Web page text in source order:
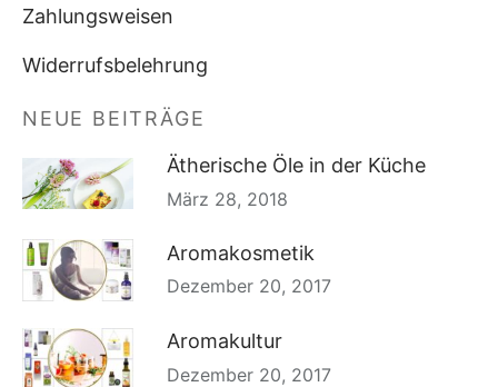
Zahlungsweisen
Widerrufsbelehrung
NEUE BEITRÄGE
Ätherische Öle in der Küche
März 28, 2018
Aromakosmetik
Dezember 20, 2017
Aromakultur
Dezember 20, 2017